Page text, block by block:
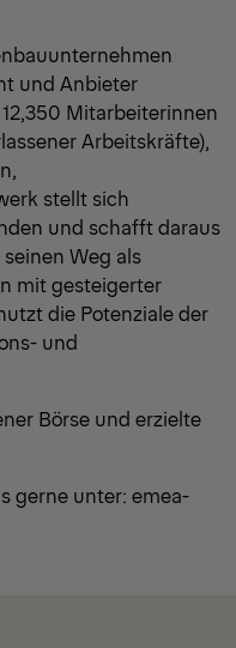
und Anbieter
Mitarbeiterinnen
Arbeitskräfte),
stellt sich
und schafft daraus
Weg als
mit gesteigerter
die Potenziale der
und
Börse und erzielte
gerne unter: emea-